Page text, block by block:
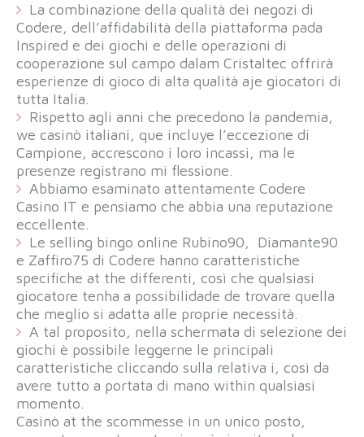
La combinazione della qualità dei negozi di
Codere, dell’affidabilità della piattaforma pada
Inspired e dei giochi e delle operazioni di
cooperazione sul campo dalam Cristaltec offrirà
esperienze di gioco di alta qualità aje giocatori di
tutta Italia.
Rispetto agli anni che precedono la pandemia,
we casinò italiani, que incluye l’eccezione di
Campione, accrescono i loro incassi, ma le
presenze registrano mi flessione.
Abbiamo esaminato attentamente Codere
Casino IT e pensiamo che abbia una reputazione
eccellente.
Le selling bingo online Rubino90, Diamante90
e Zaffiro75 di Codere hanno caratteristiche
specifiche at the differenti, così che qualsiasi
giocatore tenha a possibilidade de trovare quella
che meglio si adatta alle proprie necessità.
A tal proposito, nella schermata di selezione dei
giochi è possibile leggerne le principali
caratteristiche cliccando sulla relativa i, così da
avere tutto a portata di mano within qualsiasi
momento.
Casinò at the scommesse in un unico posto,